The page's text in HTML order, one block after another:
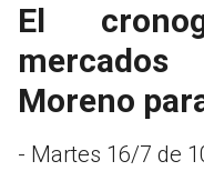
El
Moreno
- Martes 16/7 de